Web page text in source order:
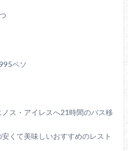
ペソ
ス・アイレスへ21時間のバス移
くて美味しいおすすめのレスト